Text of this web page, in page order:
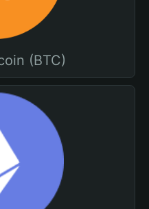
(BTC)